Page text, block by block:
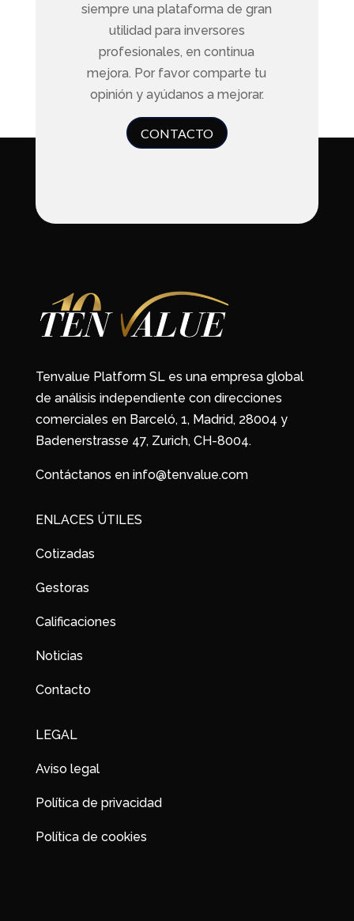
siempre una plataforma de gran
utilidad para inversores
profesionales, en continua
mejora. Por favor comparte tu
opinión y ayúdanos a mejorar.
CONTACTO
Tenvalue Platform SL es una empresa global
de análisis independiente con direcciones
comerciales en Barceló, 1, Madrid, 28004 y
Badenerstrasse 47, Zurich, CH-8004.
Contáctanos en info@tenvalue.com
ENLACES ÚTILES
Cotizadas
Gestoras
Calificaciones
Noticias
Contacto
LEGAL
Aviso legal
Política de privacidad
Política de cookies